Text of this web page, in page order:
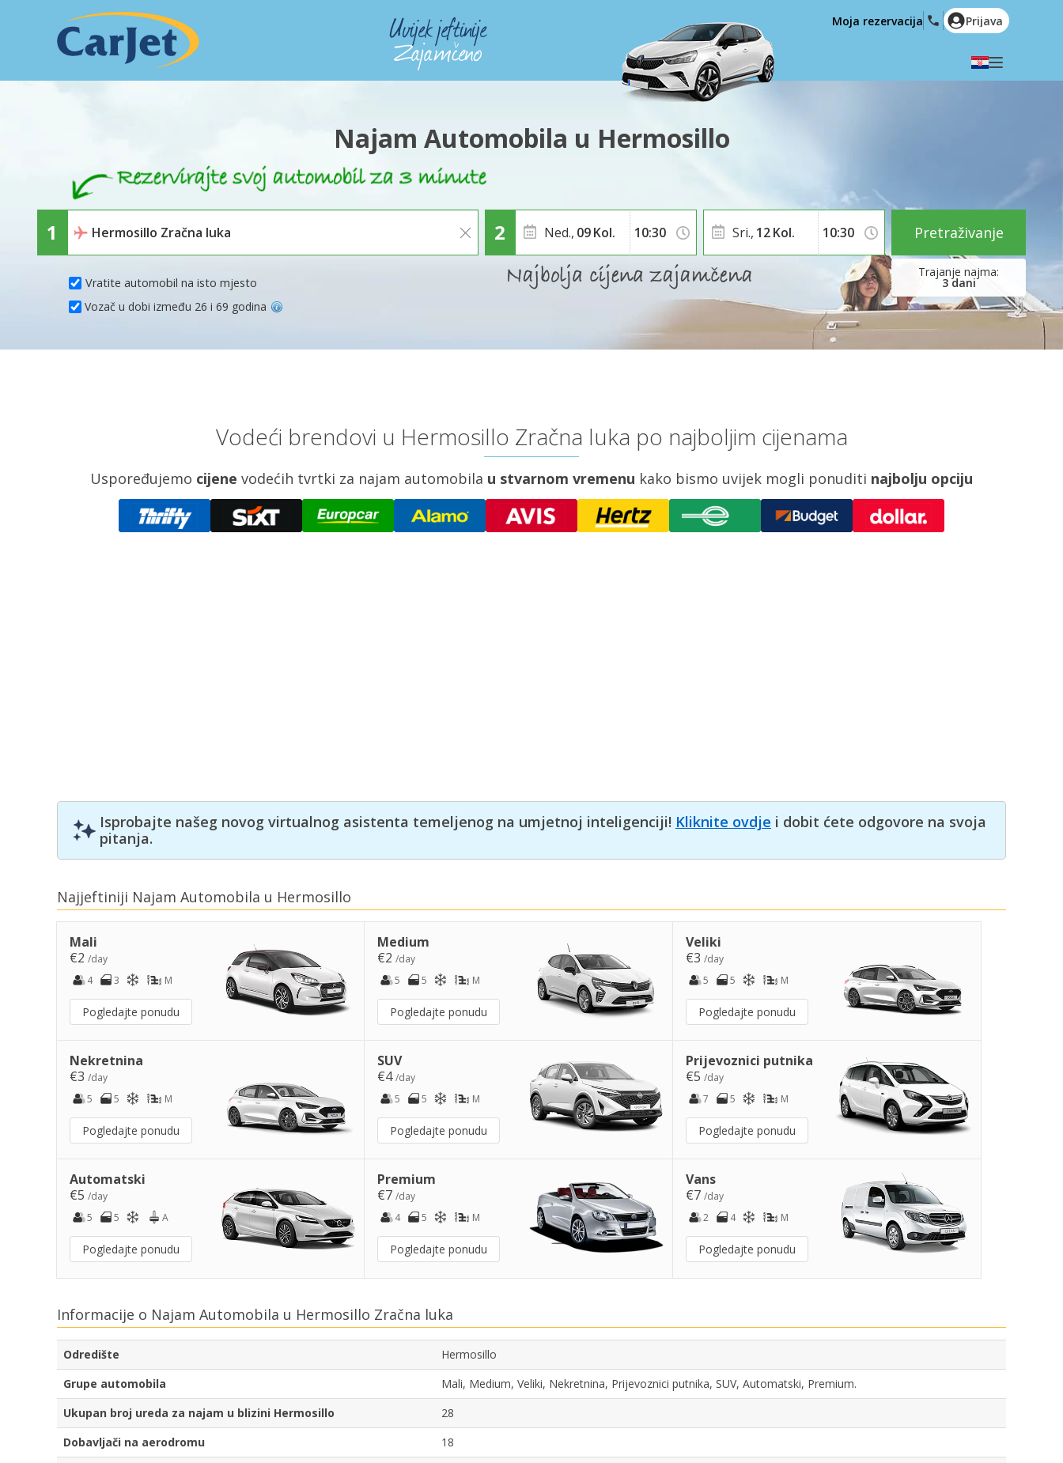
English (US)
Polski
Türkçe
Română
Ελληνικά
Hrvatski
العربية
Moja rezervacija Prijava
Najam Automobila u Hermosillo
Vratite automobil na isto mjesto
Ned., 09Kol.
3 dani
Sri., 12Kol.
Vozač u dobi između 26 i 69 godina
Pretraživanje
Vodeći brendovi u Hermosillo Zračna luka po najboljim cijenama
Uspoređujemo cijene vodećih tvrtki za najam automobila u stvarnom vremenu kako bismo uvijek mogli ponuditi najbolju opciju
Isprobajte našeg novog virtualnog asistenta temeljenog na umjetnoj inteligenciji! Kliknite ovdje i dobit ćete odgovore na svoja
pitanja.
Najjeftiniji Najam Automobila u Hermosillo
Mali
€2 /day
4
3 M
Pogledajte ponudu
Medium
€2/day
5
5 M
Pogledajte ponudu
Veliki
€3 /day
5
5 M
Pogledajte ponudu
Nekretnina
€3 /day
5
5 M
Pogledajte ponudu
SUV
€4/day
5
5 M
Pogledajte ponudu
Prijevoznici putnika
€5 /day
7
5 M
Pogledajte ponudu
Automatski
€5 /day
5
5 A
Pogledajte ponudu
Premium
€7/day
4
5 M
Pogledajte ponudu
Vans
€7 /day
2
4 M
Pogledajte ponudu
Informacije o Najam Automobila u Hermosillo Zračna luka
Odredište
Hermosillo
Grupe automobila
Mali, Medium, Veliki, Nekretnina, Prijevoznici putnika, SUV, Automatski, Premium.
Ukupan broj ureda za najam u blizini Hermosillo
28
Dobavljači na aerodromu
18